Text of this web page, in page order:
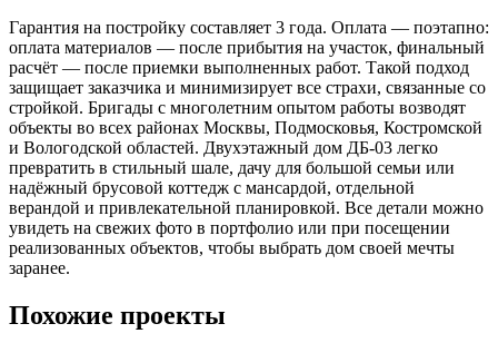
Гарантия на постройку составляет 3 года. Оплата — поэтапно:
оплата материалов — после прибытия на участок, финальный
расчёт — после приемки выполненных работ. Такой подход
защищает заказчика и минимизирует все страхи, связанные со
стройкой. Бригады с многолетним опытом работы возводят
объекты во всех районах Москвы, Подмосковья, Костромской
и Вологодской областей. Двухэтажный дом ДБ-03 легко
превратить в стильный шале, дачу для большой семьи или
надёжный брусовой коттедж с мансардой, отдельной
верандой и привлекательной планировкой. Все детали можно
увидеть на свежих фото в портфолио или при посещении
реализованных объектов, чтобы выбрать дом своей мечты
заранее.
Похожие проекты